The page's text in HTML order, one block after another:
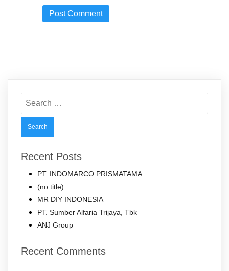
for:
Recent Posts
PT. INDOMARCO PRISMATAMA
(no title)
MR DIY INDONESIA
PT. Sumber Alfaria Trijaya, Tbk
ANJ Group
Recent Comments